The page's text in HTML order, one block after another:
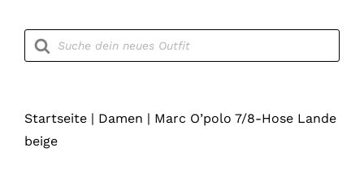
Products
search
Startseite| Damen | Marc O’polo 7/8-Hose Lande
beige